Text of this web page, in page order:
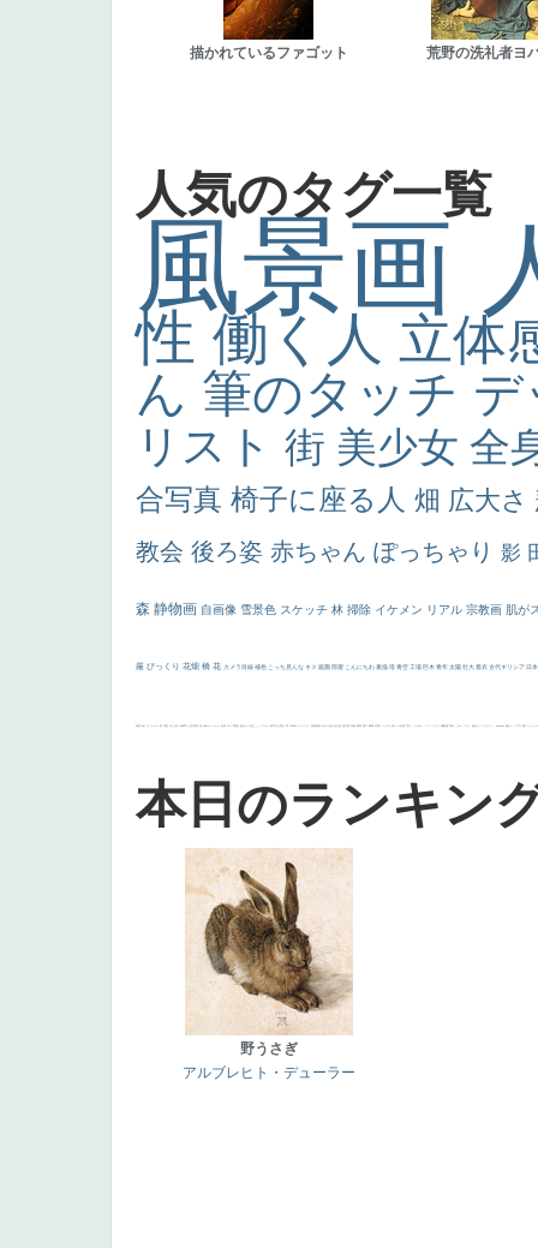
描かれているファゴット 荒野の洗礼者ヨ
人気のタグ一覧
風景画
性 働く人 立体
ん 筆のタッチ
リスト 街 美少女 全
合写真 椅子に座る人 畑 広大さ
教会 後ろ姿 赤ちゃん ぽっちゃり 影
森 静物画 自画像 雪景色 スケッチ 林 掃除 イケメン リアル 宗教画 肌が
厳 びっくり 花畑 橋 花 カメラ目線 補色 こっち見んな キス 庭園 部屋 こんにちわ 素描 塔 青空 工場 巨木 青年 太陽 壮大 着衣 古代ギリシア 日
画質 last ヴィーナス 剣 白人少女 食事中 山本芳翠 麦 alciato ハーレム 女神 ローマ教皇 奥行き 火起こし シスター 東方の三博士 114514 かっこいい 受胎告知 天から覗き込む顔 設計図 挿絵 群衆 親子 裸婦 可愛い ピサロ ＃名画で学ぶ「たるみ」 ニーソックス 躍動感 黄色 こわい コート 畦道 レンブラント・ sekkusu 暖かい バブみ 靴下 ショッ
本日のランキン
野うさぎ
アルブレヒト・デューラー